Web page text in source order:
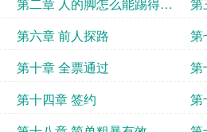
维德角
第六章 前人探路
第
第十章 全票通过
第
第十四章 签约
第